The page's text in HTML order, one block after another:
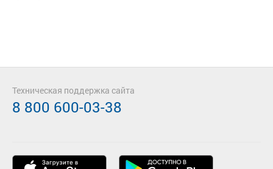
Техническая поддержка сайта
8 800 600-03-38